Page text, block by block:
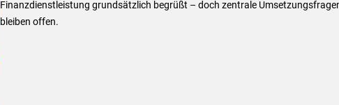
Finanzdienstleistung grundsätzlich begrüßt – doch zentrale
bleiben offen.